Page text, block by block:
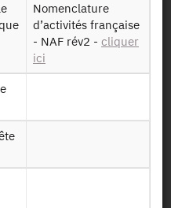
industries
- 2020
Nomenclature
d’activités française
- NAF rév2 - cliquer
ici